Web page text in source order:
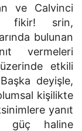
ve Calvinci
fikir! srin,
bulunan
vermeleri
etkili
deyişle,
kişilikte
yanıt
güç haline